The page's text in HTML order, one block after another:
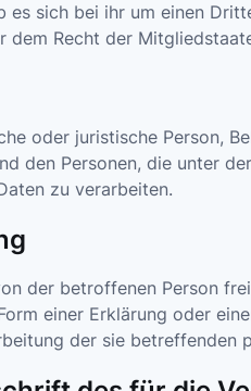
es sich bei ihr um einen
dem Recht der
oder juristische Person,
den Personen, die unter
zu verarbeiten.
der betroffenen Person
einer Erklärung oder
der sie betreffenden